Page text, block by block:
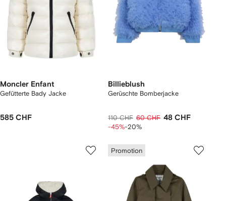
Moncler Enfant
Gefütterte Bady Jacke
585 CHF
Billieblush
Gerüschte Bomberjacke
110 CHF 60 CHF 48 CHF
-45%-20%
Promotion